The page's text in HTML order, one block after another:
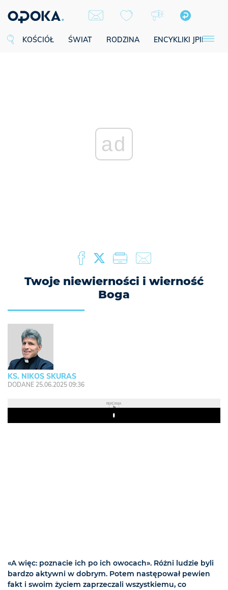
KOŚCIÓŁ ŚWIAT RODZINA ENCYKLIKI JPII
ad
Twoje niewierności i wierność
Boga
KS. NIKOS SKURAS
DODANE 25.06.2025 09:36
REKLAMA
Play
«A więc: poznacie ich po ich owocach». Różni ludzie byli
bardzo aktywni w dobrym. Potem następował pewien
fakt i swoim życiem zaprzeczali wszystkiemu, co